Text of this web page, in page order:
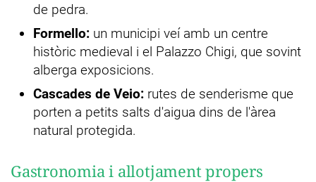
de pedra.
Formello: un municipi veí amb un centre
històric medieval i el Palazzo Chigi, que sovint
alberga exposicions.
Cascades de Veio: rutes de senderisme que
porten a petits salts d'aigua dins de l'àrea
natural protegida.
Gastronomia i allotjament propers